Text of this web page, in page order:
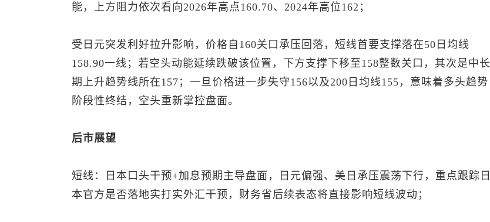
能，上方阻力依次看向2026年高点160.70、2024年高位162；
受日元突发利好拉升影响，价格自160关口承压回落，短线首要支撑落在50日均线
158.90一线；若空头动能延续跌破该位置，下方支撑下移至158整数关口，其次是中长
期上升趋势线所在157；一旦价格进一步失守156以及200日均线155，意味着多头趋势
阶段性终结，空头重新掌控盘面。
后市展望
短线：日本口头干预+加息预期主导盘面，日元偏强、美日承压震荡下行，重点跟踪日
本官方是否落地实打实外汇干预，财务省后续表态将直接影响短线波动；